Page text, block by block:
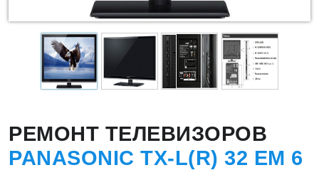
РЕМОНТ ТЕЛЕВИЗОРОВ
PANASONIC TX-L(R) 32 EM 6